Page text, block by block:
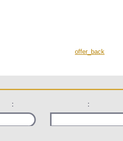
offer_back
: :